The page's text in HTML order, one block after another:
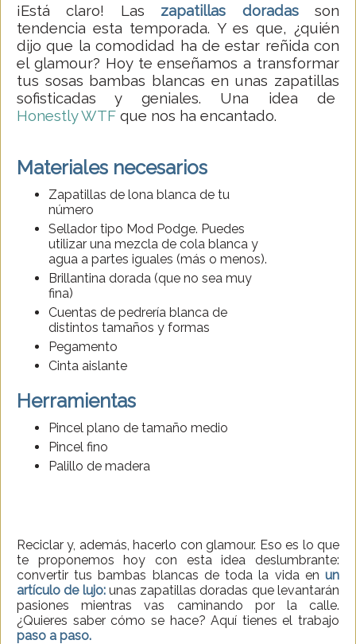
¡Está claro! Las zapatillas doradasson
tendencia esta temporada. Y es que, ¿quién
dijo que la comodidad ha de estar reñida con
el glamour? Hoy te enseñamos a transformar
tus sosas bambas blancas en unas zapatillas
sofisticadas y geniales. Una idea de
Honestly WTF que nos ha encantado.
Materiales necesarios
Zapatillas de lona blanca de tu
número
Sellador tipo Mod Podge. Puedes
utilizar una mezcla de cola blanca y
agua a partes iguales (más o menos).
Brillantina dorada (que no sea muy
fina)
Cuentas de pedrería blanca de
distintos tamaños y formas
Pegamento
Cinta aislante
Herramientas
Pincel plano de tamaño medio
Pincel fino
Palillo de madera
Reciclar y, además, hacerlo con glamour. Eso es lo que
te proponemos hoy con esta idea deslumbrante:
convertir tus bambas blancas de toda la vida en un
artículo de lujo:unas zapatillas doradas que levantarán
pasiones mientras vas caminando por la calle.
¿Quieres saber cómo se hace? Aquí tienes el trabajo
paso a paso.